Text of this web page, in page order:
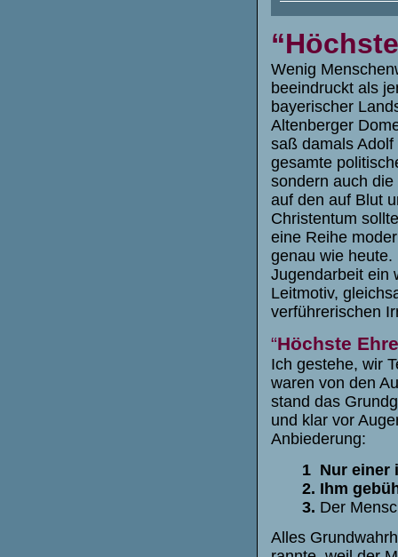
Wenig
beeindruckt als
bayerischer
Altenberger
saß damals
gesamte
sondern auch die
auf den auf Blut
Christentum
eine Reihe
genau wie heute.
Jugendarbeit ein
Leitmotiv,
verführerischen
“Höchste
Ich gestehe, wir
waren von den
stand das
und klar vor
Anbiederung:
1 Nur einer
2. Ihm
3. Der
Alles